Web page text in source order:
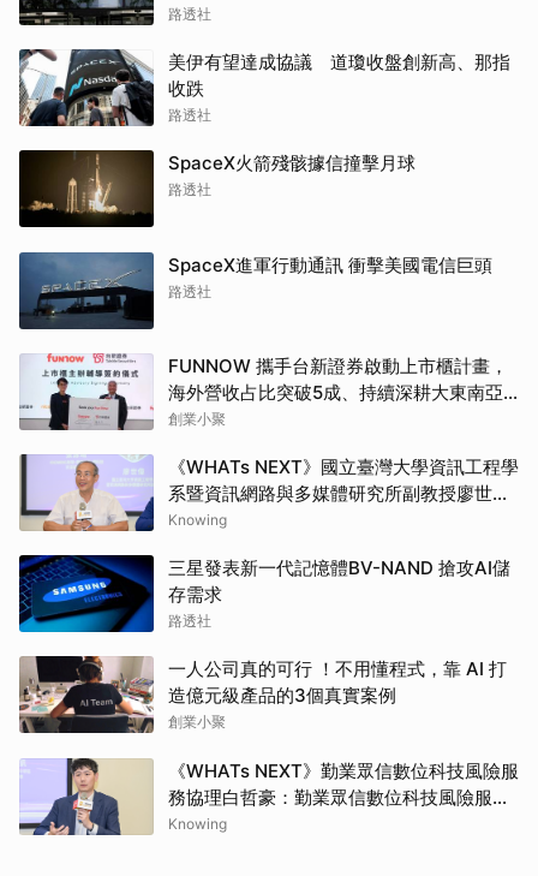
路透社
美伊有望達成協議 道瓊收盤創新高、那指
收跌
路透社
SpaceX火箭殘骸據信撞擊月球
路透社
SpaceX進軍行動通訊 衝擊美國電信巨頭
路透社
FUNNOW 攜手台新證券啟動上市櫃計畫，
海外營收占比突破5成、持續深耕大東南亞
市場
創業小聚
《WHATs NEXT》國立臺灣大學資訊工程學
系暨資訊網路與多媒體研究所副教授廖世
偉：690萬顆比特幣仍用舊地址格式面臨量
Knowing
三星發表新一代記憶體BV-NAND 搶攻AI儲
存需求
路透社
一人公司真的可行 ！不用懂程式，靠 AI 打
造億元級產品的3個真實案例
創業小聚
《WHATs NEXT》勤業眾信數位科技風險服
務協理白哲豪：勤業眾信數位科技風險服務
協理白哲豪：CBOM資產盤點場景複雜多
Knowing